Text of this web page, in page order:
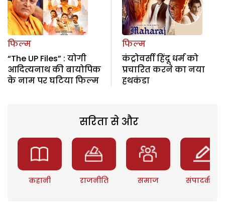
फिल्म
“The UP Files” : योगी
आदित्यनाथ की बायोपिक
के नाम पर घटिया फिल्म
फिल्म
कंट्रोवर्सी हिंदू धर्म को
प्रचारित करने का नया
हथकंडा
सरिता से और
कहानी राजनीति समाज संपादकीय